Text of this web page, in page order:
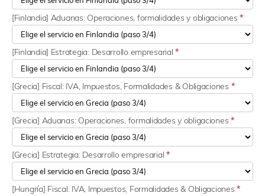
[Finlandia] Aduanas: Operaciones, formalidades y obligaciones*
[Finlandia] Estrategia: Desarrollo empresarial*
[Grecia] Fiscal: IVA, Impuestos, Formalidades & Obligaciones *
[Grecia] Aduanas: Operaciones, formalidades y obligaciones*
[Grecia] Estrategia: Desarrollo empresarial*
[Hungría] Fiscal: IVA, Impuestos, Formalidades & Obligaciones*